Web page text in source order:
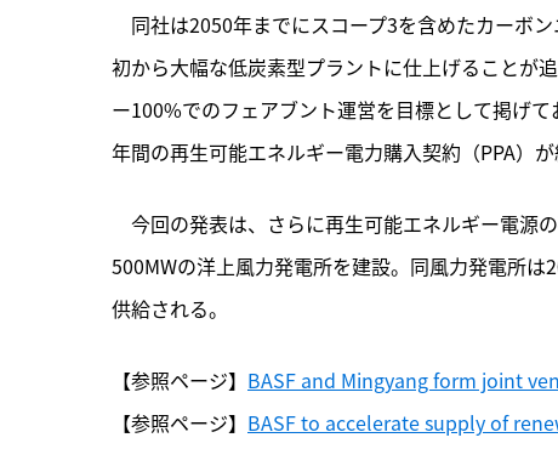
同社は2050年までにスコープ3を含めたカーボ
初から大幅な低炭素型プラントに仕上げることが
ー100%でのフェアブント運営を目標として掲げ
年間の再生可能エネルギー電力購入契約（PPA）が
今回の発表は、さらに再生可能エネルギー電源
500MWの洋上風力発電所を建設。同風力発電所
供給される。
【参照ページ】 BASF and Mingyang form joint
【参照ページ】 BASF to accelerate supply of